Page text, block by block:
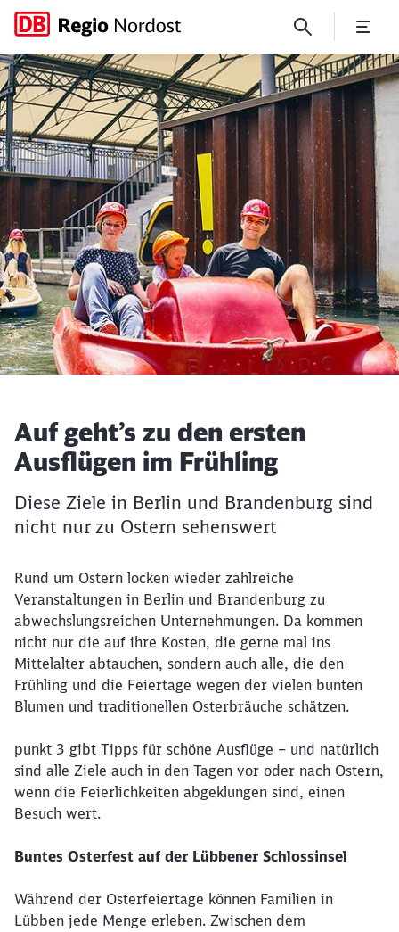
Auf geht’s zu den ersten
Artikel:
Auf geht’s zu den ersten
Ausflügen im Frühling
Diese Ziele in Berlin und Brandenburg sind
nicht nur zu Ostern sehenswert
Rund um Ostern locken wieder zahlreiche
Veranstaltungen in Berlin und Brandenburg zu
abwechslungsreichen Unternehmungen. Da kommen
nicht nur die auf ihre Kosten, die gerne mal ins
Mittelalter abtauchen, sondern auch alle, die den
Frühling und die Feiertage wegen der vielen bunten
Blumen und traditionellen Osterbräuche schätzen.
punkt 3 gibt Tipps für schöne Ausflüge – und natürlich
sind alle Ziele auch in den Tagen vor oder nach Ostern,
wenn die Feierlichkeiten abgeklungen sind, einen
Besuch wert.
Buntes Osterfest auf der Lübbener Schlossinsel
Während der Osterfeiertage können Familien in
Lübben jede Menge erleben. Zwischen dem